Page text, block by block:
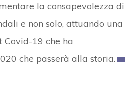
la consapevolezza di
e non solo, attuando una
Covid-19 che ha
che passerà alla storia.